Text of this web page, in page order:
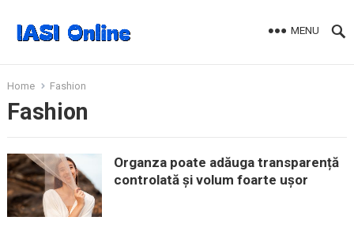
MENU
Home Fashion
Fashion
Organza poate adăuga transparență
controlată și volum foarte ușor